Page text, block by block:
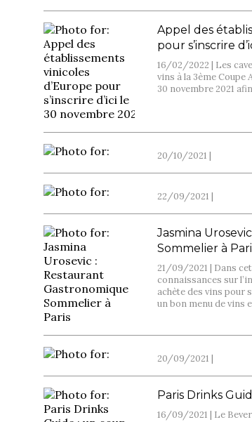
Appel des
pour s’inscrire
16/02/2022 | Les
vins à la 3ème Coupe
30 novembre 2021
20/10/2021 |
22/09/2021 |
Jasmina
Sommelier à
21/09/2021 | Dans
connaissances sur
achète des vins pour
un bon menu de vins
20/09/2021 |
Paris Drinks
16/09/2021 | Le